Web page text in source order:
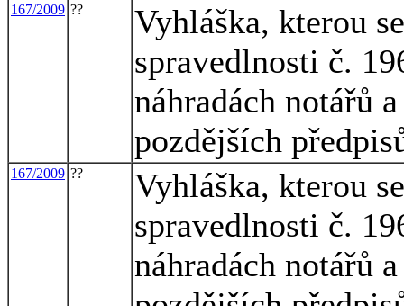
167/2009 ??
Vyhláška, kterou
spravedlnosti č.
náhradách notářů
pozdějších
167/2009 ??
Vyhláška, kterou
spravedlnosti č.
náhradách notářů